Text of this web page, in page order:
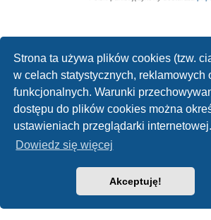
Strona ta używa plików cookies (tzw.
w celach statystycznych, reklamowych
funkcjonalnych. Warunki
dostępu do plików cookies można
ustawieniach przeglądarki internetowej.
Dowiedz się więcej
Akceptuję!